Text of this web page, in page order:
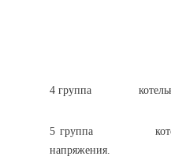
4 группа
5 группа
напряжения.